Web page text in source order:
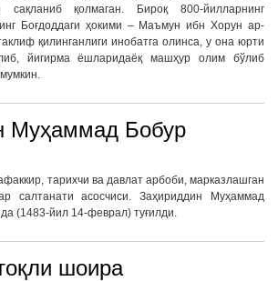
сақланиб қолмаган. Бироқ 800-йилларнинг
Боғдоддаги ҳокими – Маъмун ибн Хорун ар-
қилинганлиги инобатга олинса, у она юрти
йигирма ёшларидаёқ машҳур олим бўлиб
Муҳаммад Бобур
тарихчи ва давлат арбоби, марказлашган
салтанати асосчиси. Заҳириддин Муҳаммад
(1483-йил 14-феврал) туғилди.
шоира